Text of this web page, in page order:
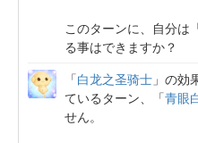
このターンに、自分は
る事はできますか？
「白龙之圣骑士 」の効
ているターン、「青眼
せん。